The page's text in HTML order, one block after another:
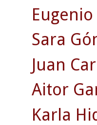
Sara
Juan
Aitor
Karla